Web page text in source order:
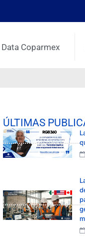
Data Coparmex
ÚLTIMAS